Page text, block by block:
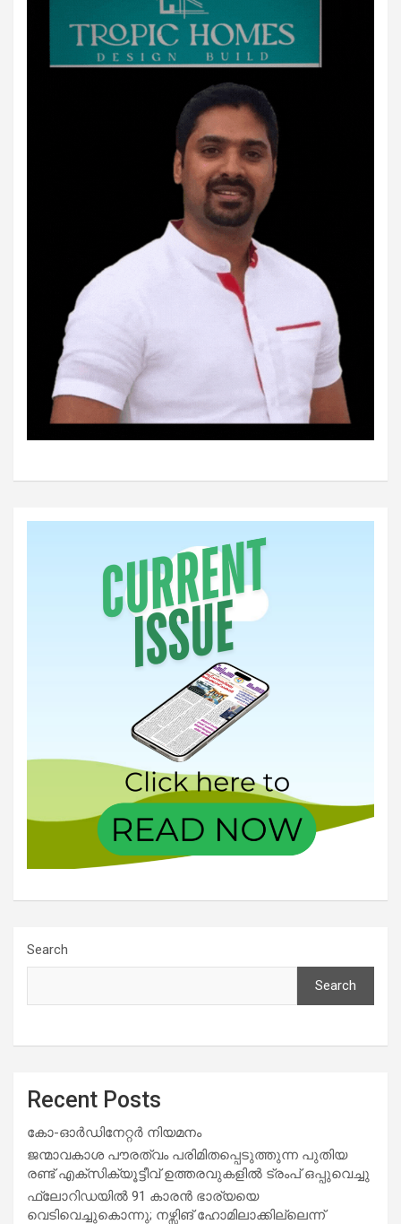
Search
Search
Recent Posts
കോ-ഓർഡിനേറ്റർ നിയമനം
ജന്മാവകാശ പൗരത്വം പരിമിതപ്പെടുത്തുന്ന പുതിയ
രണ്ട് എക്സിക്യൂട്ടീവ് ഉത്തരവുകളിൽ ട്രംപ് ഒപ്പുവെച്ചു
ഫ്ലോറിഡയിൽ 91 കാരൻ ഭാര്യയെ
വെടിവെച്ചുകൊന്നു; നഴ്സിങ് ഹോമിലാക്കില്ലെന്ന്